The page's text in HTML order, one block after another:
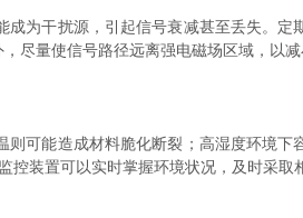
干扰源，引起信号衰减甚至丢失。定
尽量使信号路径远离强电磁场区域，以减
能造成材料脆化断裂；高湿度环境下
装置可以实时掌握环境状况，及时采取